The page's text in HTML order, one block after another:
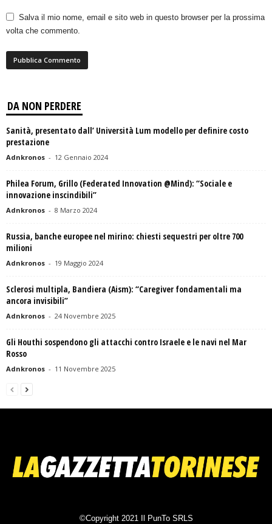
Salva il mio nome, email e sito web in questo browser per la prossima
volta che commento.
DA NON PERDERE
Sanità, presentato dall’ Università Lum modello per definire costo
prestazione
Adnkronos - 12 Gennaio 2024
Philea Forum, Grillo (Federated Innovation @Mind): “Sociale e
innovazione inscindibili”
Adnkronos - 8 Marzo 2024
Russia, banche europee nel mirino: chiesti sequestri per oltre 700
milioni
Adnkronos - 19 Maggio 2024
Sclerosi multipla, Bandiera (Aism): “Caregiver fondamentali ma
ancora invisibili”
Adnkronos - 24 Novembre 2025
Gli Houthi sospendono gli attacchi contro Israele e le navi nel Mar
Rosso
Adnkronos - 11 Novembre 2025
©Copyright 2021 Il PunTo SRLS